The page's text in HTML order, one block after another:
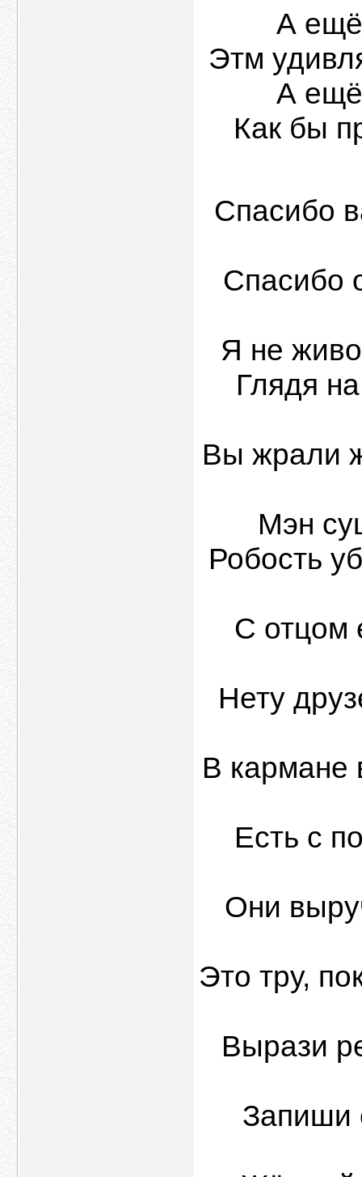
А ещё
Этм
А ещё
Как бы
Спасибо
Спасибо
Я не
Глядя
Вы жрали
Мэн
Робость
С отцом
Нету
В кармане
Есть с
Они
Это тру,
Вырази
Запиши